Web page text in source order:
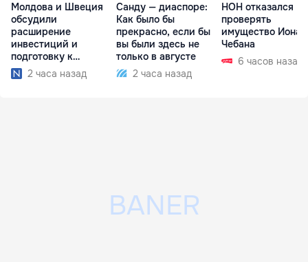
Молдова и Швеция
обсудили
расширение
инвестиций и
подготовку к
отопительному
сезону
2 часа назад
Санду — диаспоре:
Как было бы
прекрасно, если бы
вы были здесь не
только в августе
2 часа назад
НОН отказался
проверять
имущество Иона
Чебана
6 часов назад